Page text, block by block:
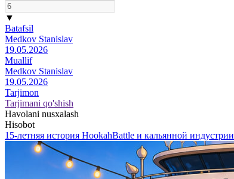
▼
Batafsil
Medkov Stanislav
19.05.2026
Muallif
Medkov Stanislav
19.05.2026
Tarjimon
Tarjimani qo'shish
Havolani nusxalash
Hisobot
15-летняя история HookahBattle и кальянной индустрии